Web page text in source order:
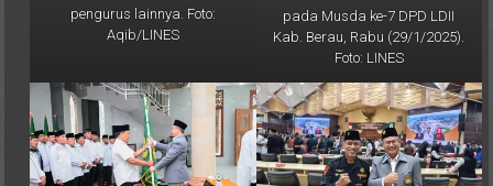
Aqib/LINES
Kab. Berau, Rabu (29/1/2025).
Foto: LINES